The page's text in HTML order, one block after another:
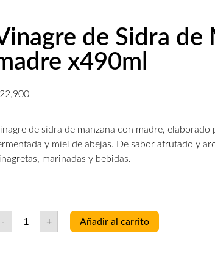
de Sidra de
x490ml
22,900
de sidra de manzana con madre, elaborado
y miel de abejas. De sabor afrutado y
marinadas y bebidas.
- + Añadir al carrito